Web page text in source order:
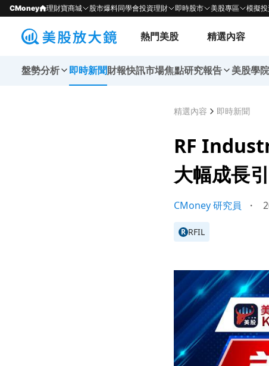
CMoney 理財寶商城 股市爆料同學會投資理財 即時股市 美股專區 模擬
熱門美股 精選內容
盤勢分析 即時新聞財報快訊市場焦點研究報告 美股學院
精選內容 即時新聞
RF
大幅成長
CMoney 研究員 ・
R RFIL